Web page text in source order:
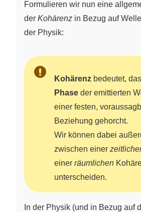
Formulieren wir nun eine
der Kohärenz in Bezug auf
der Physik:
Kohärenz bedeutet,
Phase der emittierten
einer festen,
Beziehung gehorcht.
Wir können dabei
zwischen einer
einer räumlichen
unterscheiden.
In der Physik (und in Bezug auf